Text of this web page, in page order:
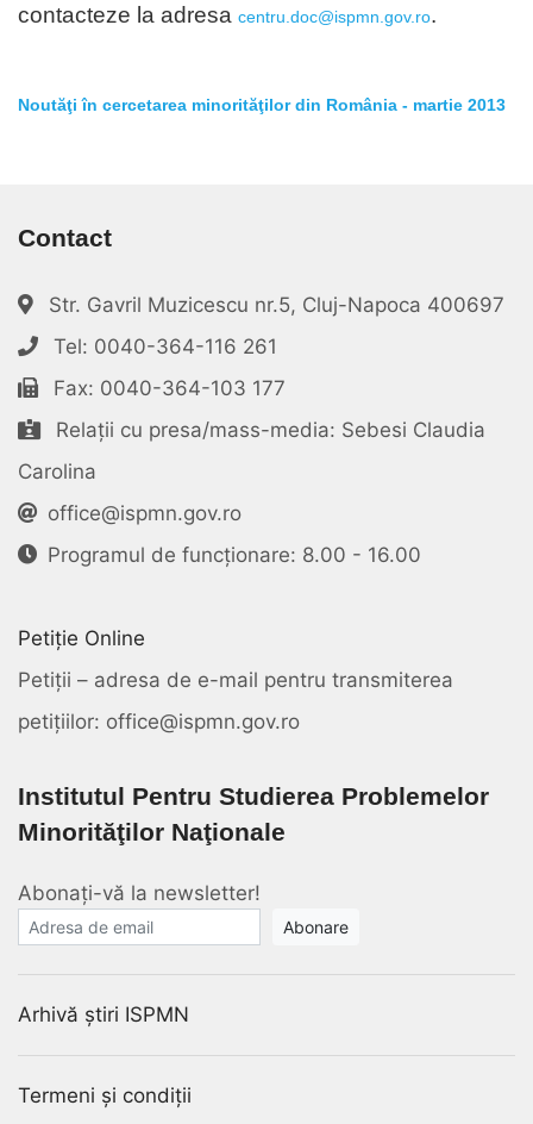
contacteze la adresa centru.doc@ispmn.gov.ro.
Noutăţi în cercetarea minorităţilor din România - martie 2013
Contact
Str. Gavril Muzicescu nr.5, Cluj-Napoca 400697
Tel: 0040-364-116 261
Fax: 0040-364-103 177
Relații cu presa/mass-media: Sebesi Claudia
Carolina
office@ispmn.gov.ro
Programul de funcționare: 8.00 - 16.00
Petiție Online
Petiții – adresa de e-mail pentru transmiterea
petițiilor: office@ispmn.gov.ro
Institutul Pentru Studierea Problemelor
Minorităţilor Naţionale
Abonați-vă la newsletter!
E-mail
Arhivă știri ISPMN
Termeni și condiții